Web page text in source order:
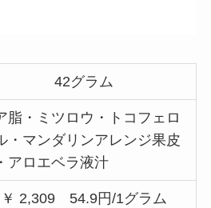
42グラム
脂・ミツロウ・トコフェロ
・マンダリンアレンジ果皮
アロエベラ液汁
￥ 2,309 54.9円/1グラム